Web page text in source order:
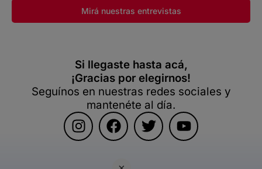
Mirá nuestras entrevistas
Si llegaste hasta acá,
¡Gracias por elegirnos!
Seguínos en nuestras redes sociales y
mantenéte al día.